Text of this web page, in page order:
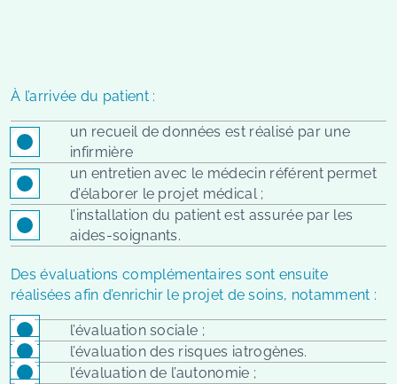
À l’arrivée du patient :
un recueil de données est réalisé par une
infirmière
un entretien avec le médecin référent permet
d’élaborer le projet médical ;
l’installation du patient est assurée par les
aides-soignants.
Des évaluations complémentaires sont ensuite
réalisées afin d’enrichir le projet de soins, notamment :
l’évaluation sociale ;
l’évaluation des risques iatrogènes.
l’évaluation de l’autonomie ;